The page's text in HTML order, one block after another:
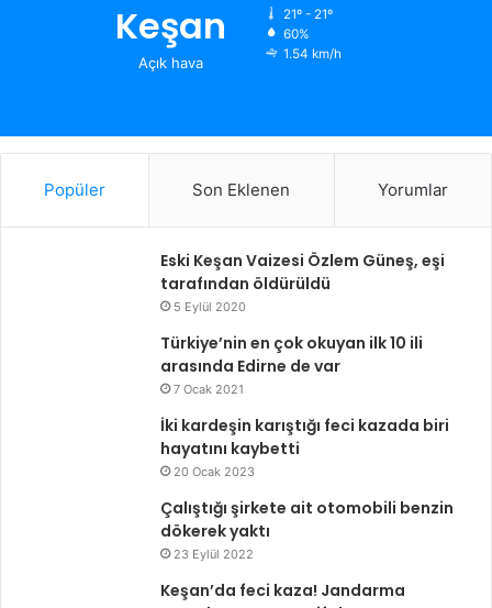
Keşan
Açık hava
21º - 21º
60%
1.54 km/h
Popüler Son Eklenen Yorumlar
Eski Keşan Vaizesi Özlem Güneş, eşi
tarafından öldürüldü
5 Eylül 2020
Türkiye’nin en çok okuyan ilk 10 ili
arasında Edirne de var
7 Ocak 2021
İki kardeşin karıştığı feci kazada biri
hayatını kaybetti
20 Ocak 2023
Çalıştığı şirkete ait otomobili benzin
dökerek yaktı
23 Eylül 2022
Keşan’da feci kaza! Jandarma